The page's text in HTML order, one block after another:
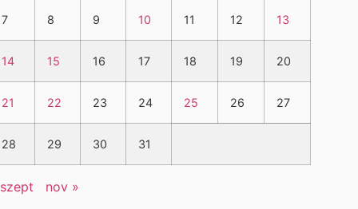
7 8 9 10 11 12 13
14 15 16 17 18 19 20
21 22 23 24 25 26 27
28 29 30 31
nov »